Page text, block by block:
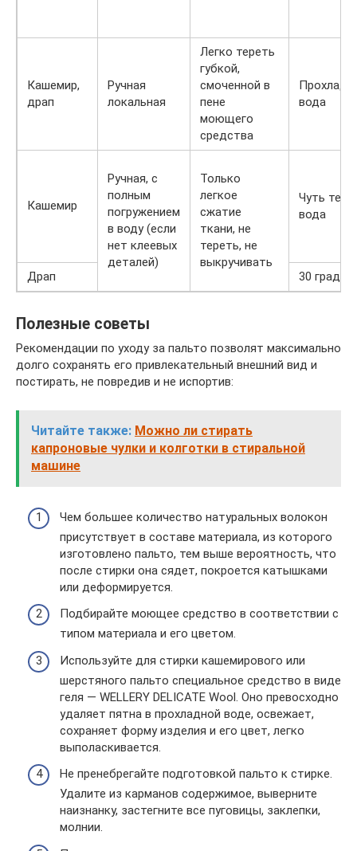
Кашемир,
драп
Ручная
локальная
Легко тереть
губкой,
смоченной в
пене
моющего
средства
вода
Кашемир
Ручная, с
полным
погружением
в воду (если
нет клеевых
деталей)
Только
легкое
сжатие
ткани, не
тереть, не
выкручивать
Чуть
вода
Драп 30
Полезные советы
Рекомендации по уходу за пальто позволят максимально
долго сохранять его привлекательный внешний вид и
постирать, не повредив и не испортив:
Читайте также: Можно ли стирать
капроновые чулки и колготки в стиральной
машине
Чем большее количество натуральных волокон
присутствует в составе материала, из которого
изготовлено пальто, тем выше вероятность, что
после стирки она сядет, покроется катышками
или деформируется.
Подбирайте моющее средство в соответствии с
типом материала и его цветом.
Используйте для стирки кашемирового или
шерстяного пальто специальное средство в виде
геля — WELLERY DELICATE Wool. Оно превосходно
удаляет пятна в прохладной воде, освежает,
сохраняет форму изделия и его цвет, легко
выполаскивается.
Не пренебрегайте подготовкой пальто к стирке.
Удалите из карманов содержимое, выверните
наизнанку, застегните все пуговицы, заклепки,
молнии.